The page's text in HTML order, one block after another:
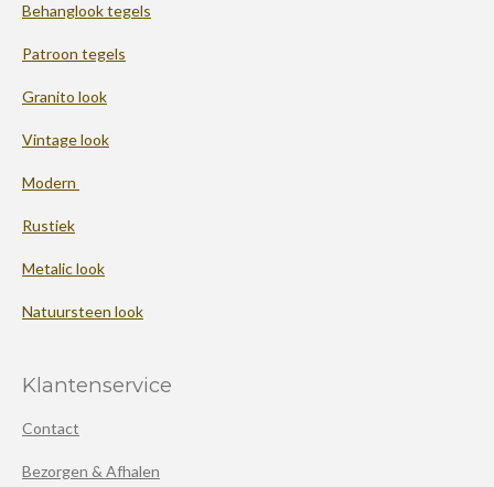
Behanglook tegels
Patroon tegels
Granito look
Vintage look
Modern
Rustiek
Metalic look
Natuursteen look
Klantenservice
Contact
Bezorgen & Afhalen